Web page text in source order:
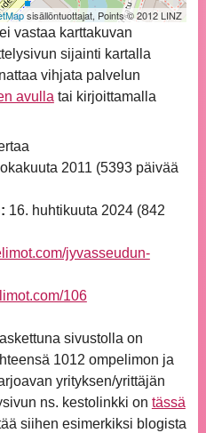
sisällöntuottajat, Points © 2012 LINZ
vastaa karttakuvan
sijainti kartalla
vihjata palvelun
avullatai kirjoittamalla
2011 (5393 päivää
16. huhtikuuta 2024 (842
jyvasseudun-
106
sivustolla on
1012 ompelimon ja
yrityksen/yrittäjän
ns. kestolinkki on tässä
siihen esimerkiksi blogista